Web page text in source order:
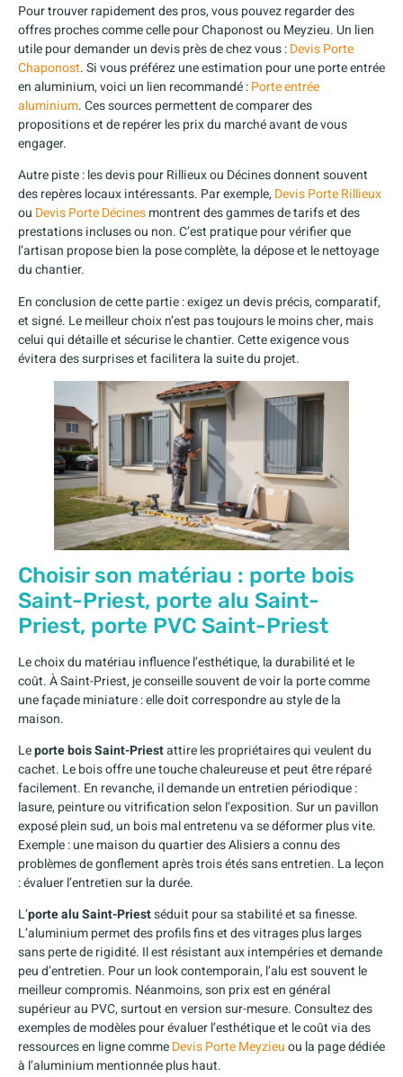
Pour trouver rapidement des pros, vous pouvez regarder des
offres proches comme celle pour Chaponost ou Meyzieu. Un lien
utile pour demander un devis près de chez vous :Devis Porte
Chaponost. Si vous préférez une estimation pour une porte entrée
en aluminium, voici un lien recommandé :Porte entrée
aluminium. Ces sources permettent de comparer des
propositions et de repérer les prix du marché avant de vous
engager.
Autre piste : les devis pour Rillieux ou Décines donnent souvent
des repères locaux intéressants. Par exemple,Devis Porte Rillieux
ou Devis Porte Décinesmontrent des gammes de tarifs et des
prestations incluses ou non. C’est pratique pour vérifier que
l’artisan propose bien la pose complète, la dépose et le nettoyage
du chantier.
En conclusion de cette partie : exigez un devis précis, comparatif,
et signé. Le meilleur choix n’est pas toujours le moins cher, mais
celui qui détaille et sécurise le chantier. Cette exigence vous
évitera des surprises et facilitera la suite du projet.
Choisir son matériau : porte bois
Saint-Priest, porte alu Saint-
Priest, porte PVC Saint-Priest
Le choix du matériau influence l’esthétique, la durabilité et le
coût. À Saint-Priest, je conseille souvent de voir la porte comme
une façade miniature : elle doit correspondre au style de la
maison.
Leporte bois Saint-Priestattire les propriétaires qui veulent du
cachet. Le bois offre une touche chaleureuse et peut être réparé
facilement. En revanche, il demande un entretien périodique :
lasure, peinture ou vitrification selon l’exposition. Sur un pavillon
exposé plein sud, un bois mal entretenu va se déformer plus vite.
Exemple : une maison du quartier des Alisiers a connu des
problèmes de gonflement après trois étés sans entretien. La leçon
: évaluer l’entretien sur la durée.
L’porte alu Saint-Priestséduit pour sa stabilité et sa finesse.
L’aluminium permet des profils fins et des vitrages plus larges
sans perte de rigidité. Il est résistant aux intempéries et demande
peu d’entretien. Pour un look contemporain, l’alu est souvent le
meilleur compromis. Néanmoins, son prix est en général
supérieur au PVC, surtout en version sur-mesure. Consultez des
exemples de modèles pour évaluer l’esthétique et le coût via des
ressources en ligne commeDevis Porte Meyzieuou la page dédiée
à l’aluminium mentionnée plus haut.